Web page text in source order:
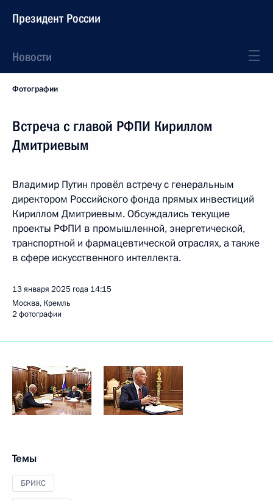
Президент России
Новости
Фотографии
Встреча с главой РФПИ Кириллом
Дмитриевым
Владимир Путин провёл встречу с генеральным
директором Российского фонда прямых инвестиций
Кириллом Дмитриевым. Обсуждались текущие
проекты РФПИ в промышленной, энергетической,
транспортной и фармацевтической отраслях, а также
в сфере искусственного интеллекта.
13 января 2025 года 14:15
Москва, Кремль
2 фотографии
Темы
БРИКС